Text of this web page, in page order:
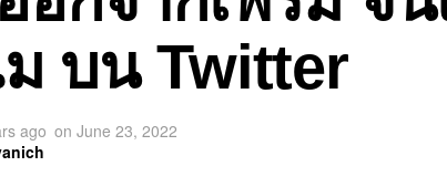
บน Twitter
ago on June 23, 2022